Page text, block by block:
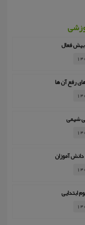
بیش فعال
رفع آن ها
شیمی
آموزان